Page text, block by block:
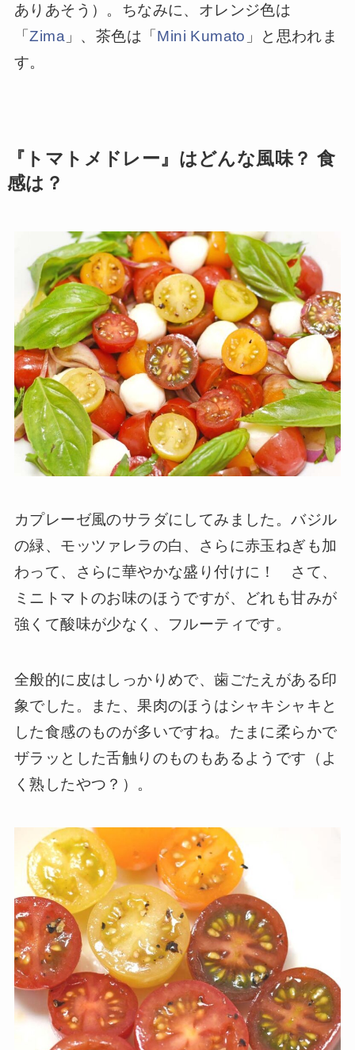
ありあそう）。ちなみに、オレンジ色は
「Zima 」、茶色は「Mini Kumato 」と思われま
す。
『トマトメドレー』はどんな風味？ 食
感は？
カプレーゼ風のサラダにしてみました。バジル
の緑、モッツァレラの白、さらに赤玉ねぎも加
わって、さらに華やかな盛り付けに！ さて、
ミニトマトのお味のほうですが、どれも甘みが
強くて酸味が少なく、フルーティです。
全般的に皮はしっかりめで、歯ごたえがある印
象でした。また、果肉のほうはシャキシャキと
した食感のものが多いですね。たまに柔らかで
ザラッとした舌触りのものもあるようです（よ
く熟したやつ？）。